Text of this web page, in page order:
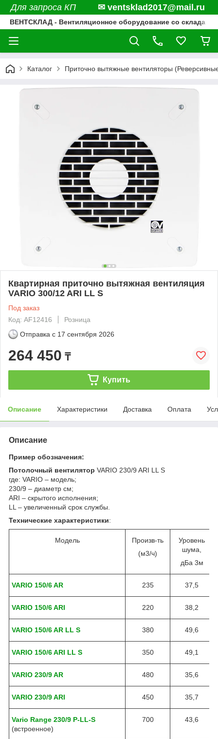
Для запроса КП ✉ ventsklad2017@mail.ru
ВЕНТСКЛАД - Вентиляционное оборудование со склада
Каталог Приточно вытяжные вентиляторы
Квартирная приточно вытяжная вентиляция
VARIO 300/12 ARI LL S
Под заказ
Код: AF12416
Розница
Отправка с 17 сентября 2026
264 450 ₸
Купить
Описание Характеристики Доставка Оплата
Описание
Пример обозначения:
Потолочный вентилятор VARIO 230/9 ARI LL S
где: VARIO – модель;
230/9 – диаметр см;
ARI – скрытого исполнения;
LL – увеличенный срок службы.
Технические характеристики:
Модель
Произв-ть
(м3/ч)
Уровень
шума,
дБа 3м
VARIO 150/6 AR 235 37,5
VARIO 150/6 ARI 220 38,2
VARIO 150/6 AR LL S 380 49,6
VARIO 150/6 ARI LL S 350 49,1
VARIO 230/9 AR 480 35,6
VARIO 230/9 ARI 450 35,7
Vario Range 230/9 P-LL-S
(встроенное)
700 43,6